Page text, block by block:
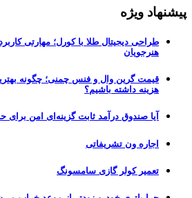
پیشنهاد ویژه
طراحی دیجیتال طلا با کورل؛ مهارتی
هنرجویان
قیمت گرین وال و فنس چمنی؛ چگونه
هزینه داشته باشیم؟
آیا صندوق درآمد ثابت گزینه‌ای امن
اجاره ون تشریفاتی
تعمیر کولر گازی سامسونگ